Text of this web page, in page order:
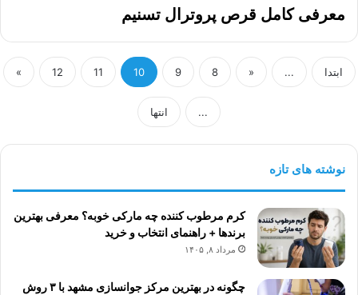
معرفی کامل قرص پروترال تسنیم
ابتدا ...
«
8
9
10
11
12
»
... انتها
نوشته های تازه
کرم مرطوب کننده چه مارکی خوبه؟ معرفی بهترین
برندها + راهنمای انتخاب و خرید
مرداد ۸, ۱۴۰۵
چگونه در بهترین مرکز جوانسازی مشهد با ۳ روش